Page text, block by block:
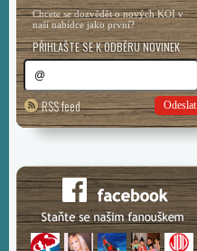
Chcete se dozvědět o nových KOI v
naší nabídce jako první?
PŘIHLAŠTE SE K ODBĚRU NOVINEK
RSS feed Odeslat